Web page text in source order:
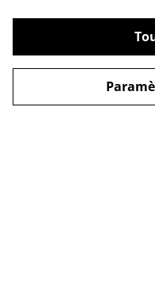
Conditions